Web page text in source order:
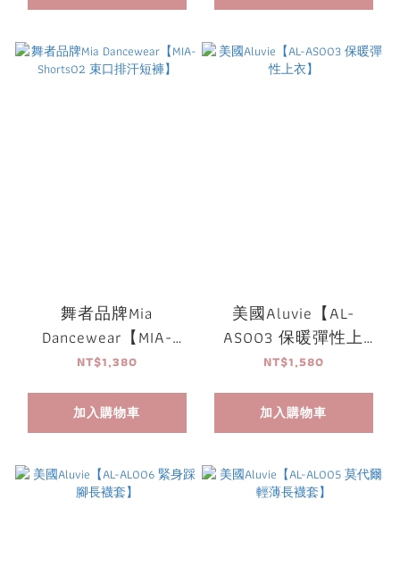
舞者品牌Mia
Dancewear【MIA-
Shorts02 束口排汗短
NT$1,380
加入購物車
美國Aluvie【AL-
AS003 保暖彈性上
衣】
NT$1,580
加入購物車